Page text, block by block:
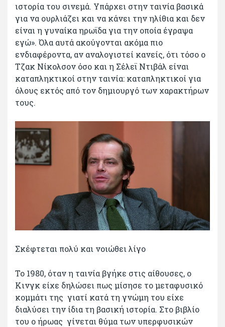
ιστορία του σινεμά. Υπάρχει στην ταινία βασικά
για να ουρλιάζει και να κάνει την ηλίθια και δεν
είναι η γυναίκα ηρωϊδα για την οποία έγραψα
εγώ». Όλα αυτά ακούγονται ακόμα πιο
ενδιαφέροντα, αν αναλογιστεί κανείς, ότι τόσο ο
Τζακ Νίκολσον όσο και η Σέλεϊ Ντιβάλ είναι
καταπληκτικοί στην ταινία: καταπληκτικοί για
όλους εκτός από τον δημιουργό των χαρακτήρων
τους.
Σκέφτεται πολύ και νοιώθει λίγο
Το 1980, όταν η ταινία βγήκε στις αίθουσες, ο
Κινγκ είχε δηλώσει πως μίσησε το μεταφυσικό
κομμάτι της γιατί κατά τη γνώμη του είχε
διαλύσει την ίδια τη βασική ιστορία. Στο βιβλίο
του ο ήρωας γίνεται θύμα των υπερφυσικών